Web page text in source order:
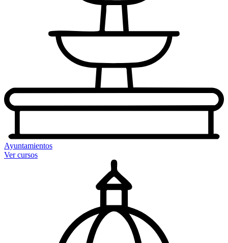
Ayuntamientos
Ver cursos